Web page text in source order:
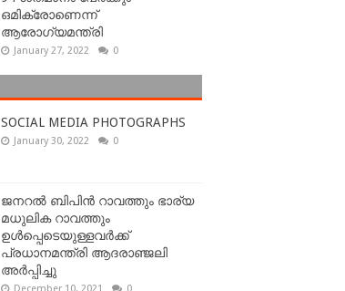
ഒമിക്രോണെന്ന്
ആരോഗ്യമന്ത്രി
January 27, 2022 0
SOCIAL MEDIA PHOTOGRAPHS
January 30, 2022 0
ജനറല്‍ ബിപിന്‍ റാവത്തും ഭാര്യ
മധുലിക റാവത്തും
ഉള്‍പ്പെടെയുള്ളവർക്ക്
പ്രധാനമന്ത്രി ആദരാഞ്ജലി
അർപ്പിച്ചു
December 10, 2021 0